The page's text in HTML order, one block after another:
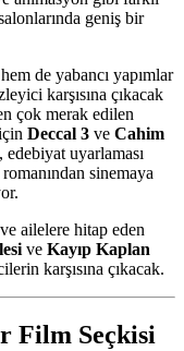
geniş bir
de yabancı yapımlar
karşısına çıkacak
çok merak edilen
Deccal 3 ve Cahim
, edebiyat uyarlaması
romanından sinemaya
ailelere hitap eden
ve Kayıp Kaplan
karşısına çıkacak.
Film Seçkisi